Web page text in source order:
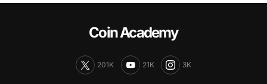
Coin Academy
201K 21K 3K